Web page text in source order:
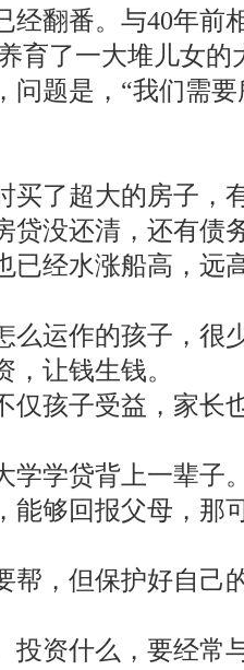
经翻番。与40年前
育了一大堆儿女的
问题是，“我们需
买了超大的房子
没还清，还有债
经水涨船高，远
运作的孩子，很
让钱生钱。
孩子受益，家长
学贷背上一辈子
能够回报父母，那
，但保护好自己
投资什么，要经常